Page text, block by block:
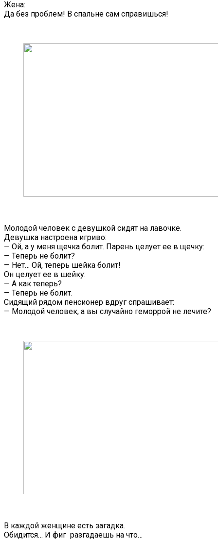
Жена:
Да без проблем! В спальне сам справишься!
Молодой человек с девушкой сидят на лавочке.
Девушка настроена игриво:
— Ой, а у меня щечка болит. Парень целует ее в щечку:
— Теперь не болит?
— Нет… Ой, теперь шейка болит!
Он целует ее в шейку:
— А как теперь?
— Теперь не болит.
Сидящий рядом пенсионер вдруг спрашивает:
— Молодой человек, а вы случайно геморрой не лечите?
В каждой женщине есть загадка.
Обидится… И фиг разгадаешь на что…